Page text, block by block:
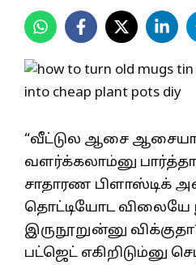
“வீட்டுல ஆசை
வளர்க்கலாம்னு
சாதாரண பிளாஸ்டிக்
தொட்டியோட விலையே
இருநூறுன்னு
பட்ஜெட் எகிறிடும்னு